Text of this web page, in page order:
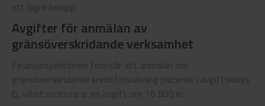
ett lägre belopp.
Avgifter för anmälan av
gränsöverskridande verksamhet
Finansinspektionen föreslår att anmälan om
gränsöverskridande kreditförvaltning placeras i avgiftsklass
G, vilket motsvarar en avgift om 16 800 kr.